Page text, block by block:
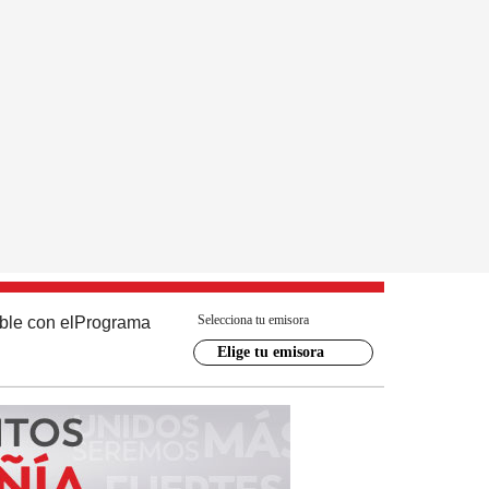
con el Programa Selecciona tu emisora
Elige tu emisora